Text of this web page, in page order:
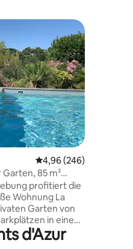
5, 650 Bewertungen
Durchschnittliche
4,96 (246)
85 m²
profitiert die
Wohnung La
Garten von
in einem
Du wirst die
die Baous von
d'Azur